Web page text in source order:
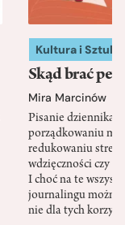
Kultura i Sztuka
Skąd brać
Mira Marcinów
Pisanie dziennika
porządkowaniu
redukowaniu
wdzięczności czy
I choć na te
journalingu można
nie dla tych